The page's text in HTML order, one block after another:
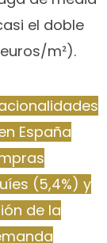
el doble
m²).
España
(5,4%) y
de la